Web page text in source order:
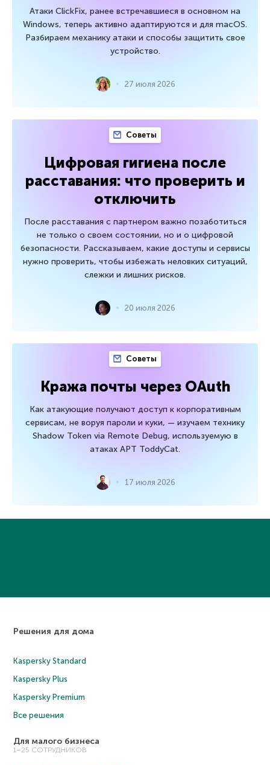
Атаки ClickFix, ранее встречавшиеся в основном на
Windows, теперь активно адаптируются и для macOS.
Разбираем механику атаки и способы защитить свое
устройство.
27 июля 2026
Советы
Цифровая гигиена после
расставания: что проверить и
отключить
После расставания с партнером важно позаботиться
не только о своем состоянии, но и о цифровой
безопасности. Рассказываем, какие доступы и сервисы
нужно проверить, чтобы избежать неловких ситуаций,
слежки и лишних рисков.
20 июля 2026
Советы
Кража почты через OAuth
Как атакующие получают доступ к корпоративным
сервисам, не воруя пароли и куки, — изучаем технику
Shadow Token via Remote Debug, используемую в
атаках APT ToddyCat.
17 июля 2026
Решения для дома
Kaspersky Standard
Kaspersky Plus
Kaspersky Premium
Все решения
Для малого бизнеса
1–25 СОТРУДНИКОВ